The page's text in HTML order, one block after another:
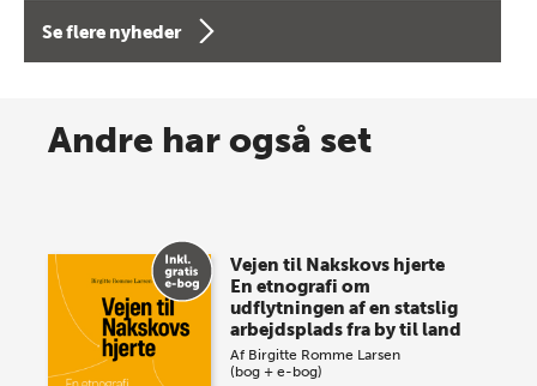
forfatterne bag vores nyes…
Spar op til 70% til sommer-
store sommer-lagersalg, så sæt kryds i kalenderen
onsdag den 10. j…
Se flere nyheder
Andre har også set
Vejen til Nakskovs hjerte
En etnografi om
udflytningen af en statslig
arbejdsplads fra by til land
Af Birgitte Romme Larsen
(bog + e-bog)